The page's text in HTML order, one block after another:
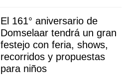
El 161° aniversario de
Domselaar tendrá un gran
festejo con feria, shows,
recorridos y propuestas
para niños